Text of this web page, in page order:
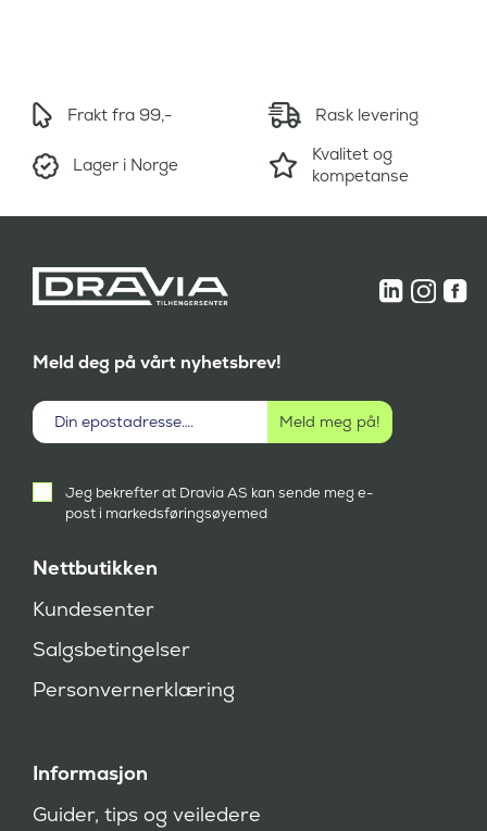
Frakt fra 99,- Rask levering
Lager i Norge
Kvalitet og
kompetanse
Nettbutikken
Kundesenter
Salgsbetingelser
Personvernerklæring
Informasjon
Guider, tips og veiledere
Meld deg på vårt nyhetsbrev!
samtykke
k
e
d
Jeg bekrefter at Dravia AS kan sende meg e-
post i markedsføringsøyemed